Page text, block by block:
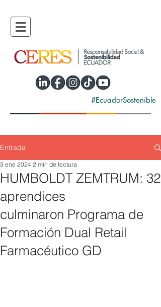
#EcuadorSostenible
Entrada
HUMBOLDT ZEMTRUM: 32
aprendices
culminaron Programa de
Formación Dual Retail
Farmacéutico GD
3 ene 2024 2 min de lectura